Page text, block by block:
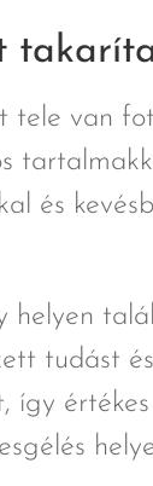
tele van
és
helyen
tudást
így